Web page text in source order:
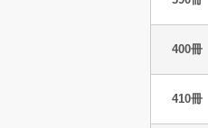
400冊
410冊